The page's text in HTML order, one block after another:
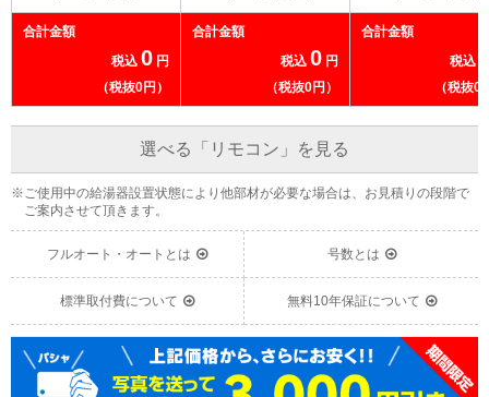
合計金額
税込 0 円
（税抜0円）
合計金額
税込 0 円
（税抜0円）
合計金額
税込
（税抜0
選べる「リモコン」を見る
※ご使用中の給湯器設置状態により他部材が必要な場合は、お見積りの段階で
ご案内させて頂きます。
フルオート・オートとは 号数とは
標準取付費について 無料10年保証について